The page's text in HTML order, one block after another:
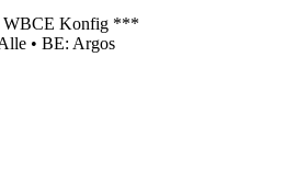
WBCE Konfig ***
• BE: Argos